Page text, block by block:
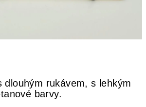
dlouhým rukávem, s lehkým
barvy.